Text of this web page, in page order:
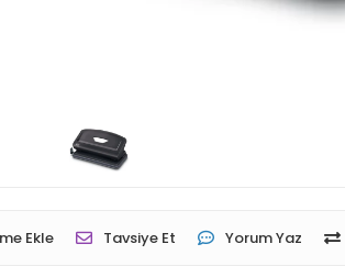
Ekle Tavsiye Et Yorum Yaz